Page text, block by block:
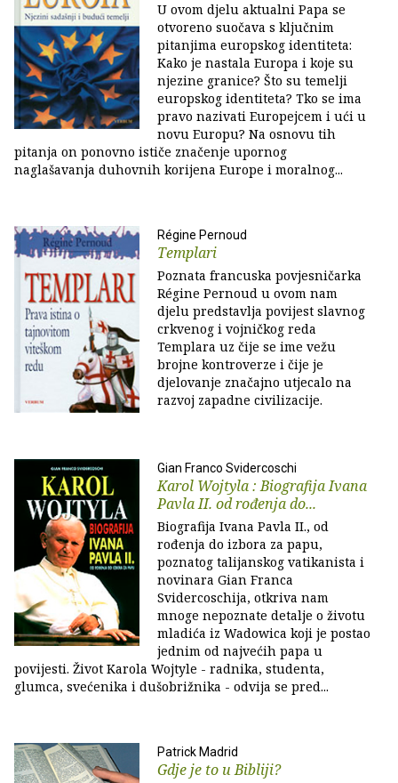
U ovom djelu aktualni Papa se
otvoreno suočava s ključnim
pitanjima europskog identiteta:
Kako je nastala Europa i koje su
njezine granice? Što su temelji
europskog identiteta? Tko se ima
pravo nazivati Europejcem i ući u
novu Europu? Na osnovu tih
pitanja on ponovno ističe značenje upornog
naglašavanja duhovnih korijena Europe i moralnog...
Régine Pernoud
Templari
Poznata francuska povjesničarka
Régine Pernoud u ovom nam
djelu predstavlja povijest slavnog
crkvenog i vojničkog reda
Templara uz čije se ime vežu
brojne kontroverze i čije je
djelovanje značajno utjecalo na
razvoj zapadne civilizacije.
Gian Franco Svidercoschi
Karol Wojtyla : Biografija Ivana
Pavla II. od rođenja do...
Biografija Ivana Pavla II., od
rođenja do izbora za papu,
poznatog talijanskog vatikanista i
novinara Gian Franca
Svidercoschija, otkriva nam
mnoge nepoznate detalje o životu
mladića iz Wadowica koji je postao
jednim od najvećih papa u
povijesti. Život Karola Wojtyle - radnika, studenta,
glumca, svećenika i dušobrižnika - odvija se pred...
Patrick Madrid
Gdje je to u Bibliji?